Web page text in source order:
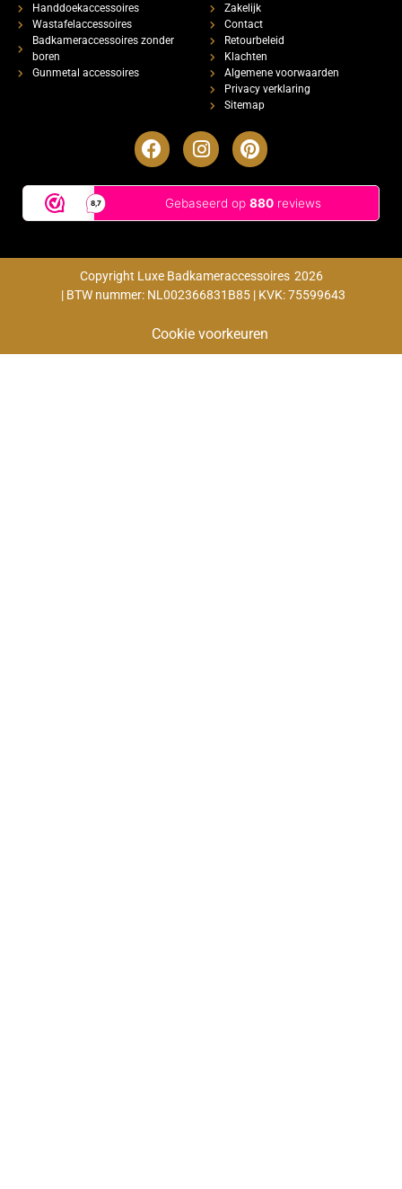
Handdoekaccessoires
Wastafelaccessoires
Badkameraccessoires zonder
boren
Gunmetal accessoires
Zakelijk
Contact
Retourbeleid
Klachten
Algemene voorwaarden
Privacy verklaring
Sitemap
Copyright Luxe Badkameraccessoires 2026
| BTW nummer: NL002366831B85 | KVK: 75599643
Cookie voorkeuren